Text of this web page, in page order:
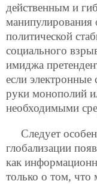
действенным и
политической
социального
имиджа
если
руки монополий
необходимыми
Следует
глобализации
как
только о том,